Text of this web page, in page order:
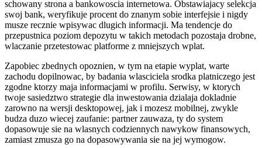
schowany strona a bankowoscia internetowa. Obstawiajacy selekcja
swoj bank, weryfikuje procent do znanym sobie interfejsie i nigdy
musze recznie wpisywac dlugich informacji. Ma tendencje do
przepustnica poziom depozytu w takich metodach pozostaja drobne,
wlaczanie przetestowac platforme z mniejszych wplat.
Zapobiec zbednych opoznien, w tym na etapie wyplat, warte
zachodu dopilnowac, by badania wlasciciela srodka platniczego jest
zgodne ktorzy maja informacjami w profilu. Serwisy, w ktorych
twoje sasiedztwo strategie dla inwestowania dzialaja dokladnie
zarowno na wersji desktopowej, jak i mozesz mobilnej, zwykle
budza duzo wiecej zaufanie: partner zauwaza, ty do system
dopasowuje sie na wlasnych codziennych nawykow finansowych,
zamiast zmusza go na dopasowywania sie na jej wymogow.